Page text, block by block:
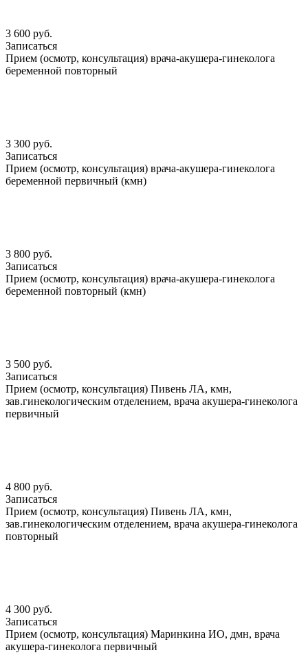
3 600 руб.
Записаться
Прием (осмотр, консультация) врача-акушера-гинеколога
беременной повторный
3 300 руб.
Записаться
Прием (осмотр, консультация) врача-акушера-гинеколога
беременной первичный (кмн)
3 800 руб.
Записаться
Прием (осмотр, консультация) врача-акушера-гинеколога
беременной повторный (кмн)
3 500 руб.
Записаться
Прием (осмотр, консультация) Пивень ЛА, кмн,
зав.гинекологическим отделением, врача акушера-гинеколога
первичный
4 800 руб.
Записаться
Прием (осмотр, консультация) Пивень ЛА, кмн,
зав.гинекологическим отделением, врача акушера-гинеколога
повторный
4 300 руб.
Записаться
Прием (осмотр, консультация) Маринкина ИО, дмн, врача
акушера-гинеколога первичный